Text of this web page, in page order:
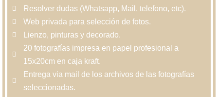
Resolver dudas (Whatsapp, Mail, telefono, etc).
Web privada para selección de fotos.
Lienzo, pinturas y decorado.
20 fotografías impresa en papel profesional a
15x20cm en caja kraft.
Entrega via mail de los archivos de las fotografías
seleccionadas.